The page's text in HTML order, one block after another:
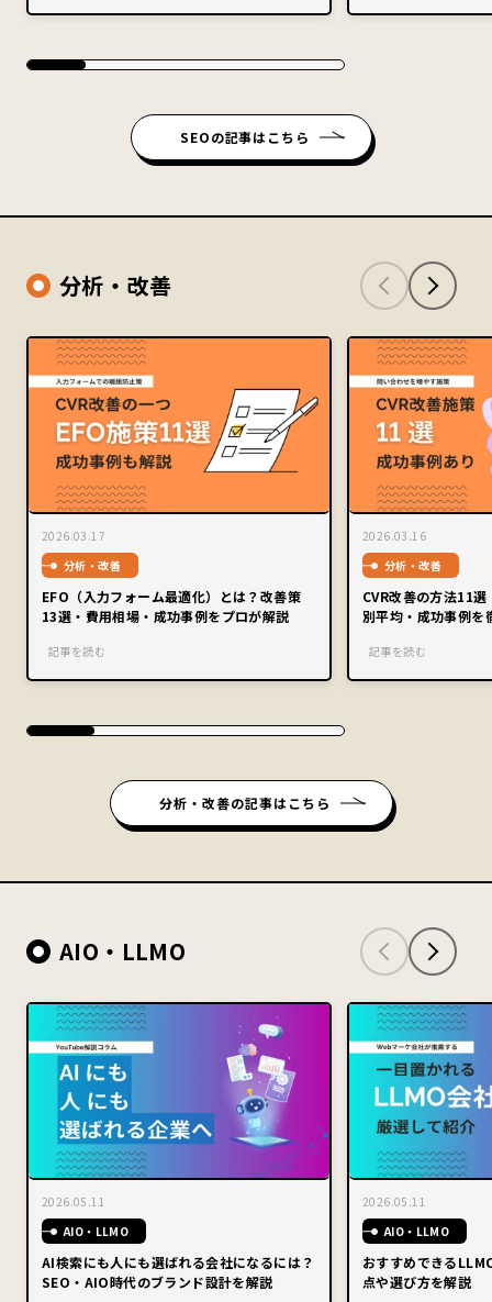
SEOの記事はこちら
分析・改善
2026.03.17
分析・改善
EFO（入力フォーム最適化）とは？改善策
13選・費用相場・成功事例をプロが解説
記事を読む
2026.03.16
分析・改善
CVR改善の方法11
別平均・成功事例を
記事を読む
分析・改善の記事はこちら
AIO・LLMO
2026.05.11
AIO・LLMO
AI検索にも人にも選ばれる会社になるには？
SEO・AIO時代のブランド設計を解説
2026.05.11
AIO・LLMO
おすすめできる
点や選び方を解説